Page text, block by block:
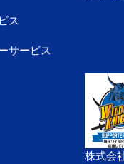
ス
サービス
株式会